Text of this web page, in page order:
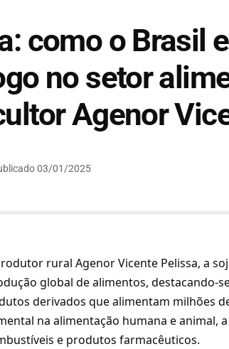
como o Brasil
no setor
Agenor
03/01/2025
rural Agenor Vicente Pelissa, a
global de alimentos, destacando-
derivados que alimentam milhões
na alimentação humana e animal,
e produtos farmacêuticos.